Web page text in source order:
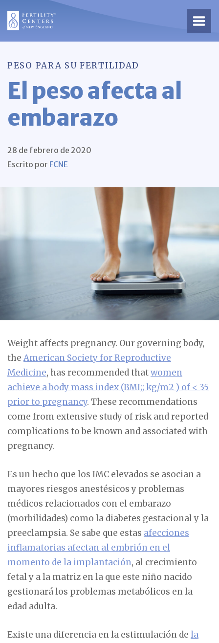
Abrir
PESO PARA SU FERTILIDAD
El peso afecta al
embarazo
28 de febrero de 2020
Escrito por FCNE
Weight affects pregnancy. Our governing body,
the American Society for Reproductive
Medicine, has recommended thatwomen
achieve a body mass index (BMI;; kg/m2 ) of < 35
prior to pregnancy. These recommendations
come from extensive study of risk and reported
complications to be known and associated with
pregnancy.
Es un hecho que los IMC elevados se asocian a
mayores riesgos anestésicos y problemas
médicos relacionados con el embarazo
(morbilidades) como la diabetes gestacional y la
preeclampsia. Se sabe que estas afecciones
inflamatorias afectan al embrión en el
momento de la implantación, al crecimiento
fetal y a la matriz en la que este niño nacido
gestionará los problemas metabólicos en la
edad adulta.
Existe una diferencia en la estimulación de la